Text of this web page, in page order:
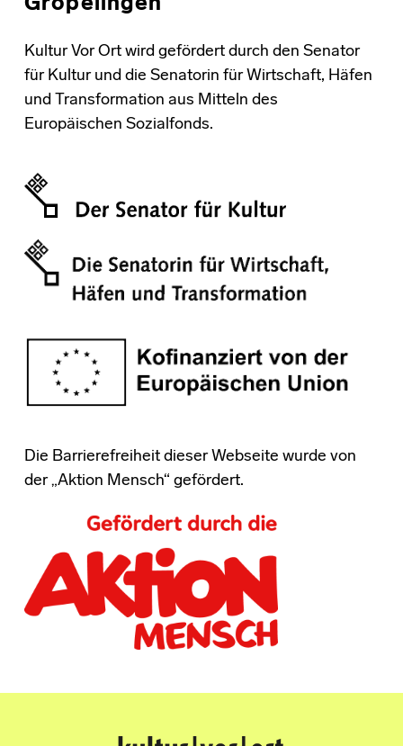
Kultur Vor Ort wird gefördert durch den Senator
für Kultur und die Senatorin für Wirtschaft, Häfen
und Transformation aus Mitteln des
Europäischen Sozialfonds.
Die Barrierefreiheit dieser Webseite wurde von
der „Aktion Mensch“ gefördert.